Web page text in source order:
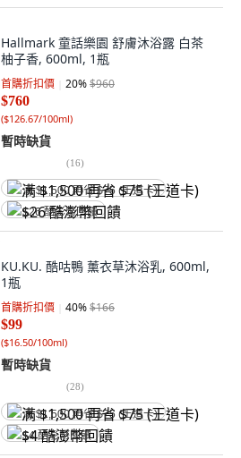
Hallmark 童話樂園 舒膚沐浴露 白茶
柚子香, 600ml, 1瓶
首購折扣價 20%$960
$760
($126.67/100ml)
暫時缺貨
(16)
满 $1,500 再省 $75 (王道卡)
$26 酷澎幣回饋
KU.KU. 酷咕鴨 薰衣草沐浴乳, 600ml,
1瓶
首購折扣價 40%$166
$99
($16.50/100ml)
暫時缺貨
(28)
满 $1,500 再省 $75 (王道卡)
$4 酷澎幣回饋